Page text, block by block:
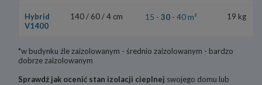
Hybrid
V1400
140 / 60 / 4 cm 15 - 30 - 40 m² 19 kg
*w budynku źle zaizolowanym - średnio zaizolowanym - bardzo
dobrze zaizolowanym
Sprawdź jak ocenić stan izolacji cieplnej swojego domu lub